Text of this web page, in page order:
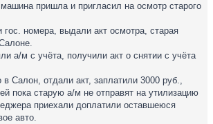
пришла и пригласил на осмотр старого
номера, выдали акт осмотра, старая
а/м с учёта, получили акт о снятии с учёта
Салон, отдали акт, заплатили 3000 руб.,
пока старую а/м не отправят на утилизацию
приехали доплатили оставшеюся
авто.